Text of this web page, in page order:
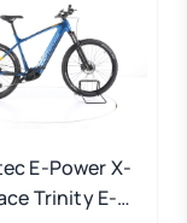
E-Power X-
Trinity E-